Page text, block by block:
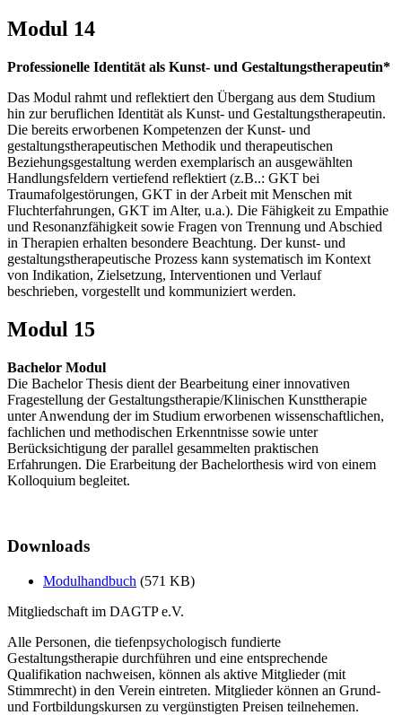
Modul 14
Professionelle Identität als Kunst- und Gestaltungstherapeutin*
Das Modul rahmt und reflektiert den Übergang aus dem Studium
hin zur beruflichen Identität als Kunst- und Gestaltungstherapeutin.
Die bereits erworbenen Kompetenzen der Kunst- und
gestaltungstherapeutischen Methodik und therapeutischen
Beziehungsgestaltung werden exemplarisch an ausgewählten
Handlungsfeldern vertiefend reflektiert (z.B..: GKT bei
Traumafolgestörungen, GKT in der Arbeit mit Menschen mit
Fluchterfahrungen, GKT im Alter, u.a.). Die Fähigkeit zu Empathie
und Resonanzfähigkeit sowie Fragen von Trennung und Abschied
in Therapien erhalten besondere Beachtung. Der kunst- und
gestaltungstherapeutische Prozess kann systematisch im Kontext
von Indikation, Zielsetzung, Interventionen und Verlauf
beschrieben, vorgestellt und kommuniziert werden.
Modul 15
Bachelor Modul
Die Bachelor Thesis dient der Bearbeitung einer innovativen
Fragestellung der Gestaltungstherapie/Klinischen Kunsttherapie
unter Anwendung der im Studium erworbenen wissenschaftlichen,
fachlichen und methodischen Erkenntnisse sowie unter
Berücksichtigung der parallel gesammelten praktischen
Erfahrungen. Die Erarbeitung der Bachelorthesis wird von einem
Kolloquium begleitet.
Downloads
Modulhandbuch (571 KB)
Mitgliedschaft im DAGTP e.V.
Alle Personen, die tiefenpsychologisch fundierte
Gestaltungstherapie durchführen und eine entsprechende
Qualifikation nachweisen, können als aktive Mitglieder (mit
Stimmrecht) in den Verein eintreten. Mitglieder können an Grund-
und Fortbildungskursen zu vergünstigten Preisen teilnehemen.